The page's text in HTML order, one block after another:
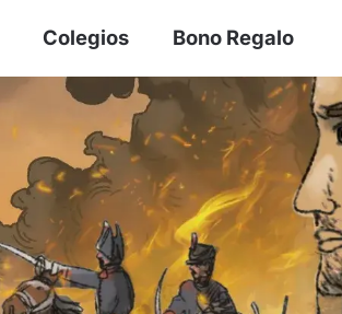
Colegios Bono Regalo